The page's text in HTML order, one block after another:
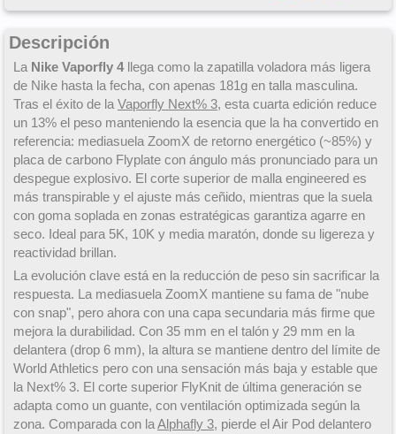
Descripción
La Nike Vaporfly 4llega como la zapatilla voladora más ligera
de Nike hasta la fecha, con apenas 181g en talla masculina.
Tras el éxito de la Vaporfly Next% 3, esta cuarta edición reduce
un 13% el peso manteniendo la esencia que la ha convertido en
referencia: mediasuela ZoomX de retorno energético (~85%) y
placa de carbono Flyplate con ángulo más pronunciado para un
despegue explosivo. El corte superior de malla engineered es
más transpirable y el ajuste más ceñido, mientras que la suela
con goma soplada en zonas estratégicas garantiza agarre en
seco. Ideal para 5K, 10K y media maratón, donde su ligereza y
reactividad brillan.
La evolución clave está en la reducción de peso sin sacrificar la
respuesta. La mediasuela ZoomX mantiene su fama de "nube
con snap", pero ahora con una capa secundaria más firme que
mejora la durabilidad. Con 35 mm en el talón y 29 mm en la
delantera (drop 6 mm), la altura se mantiene dentro del límite de
World Athletics pero con una sensación más baja y estable que
la Next% 3. El corte superior FlyKnit de última generación se
adapta como un guante, con ventilación optimizada según la
zona. Comparada con laAlphafly 3, pierde el Air Pod delantero